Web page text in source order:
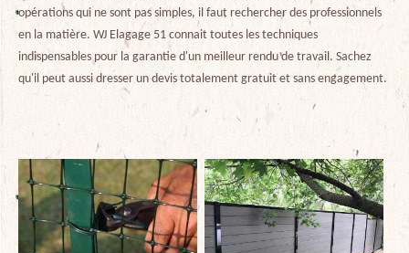
opérations qui ne sont pas simples, il faut rechercher des professionnels
en la matière. WJ Elagage 51 connait toutes les techniques
indispensables pour la garantie d'un meilleur rendu de travail. Sachez
qu'il peut aussi dresser un devis totalement gratuit et sans engagement.